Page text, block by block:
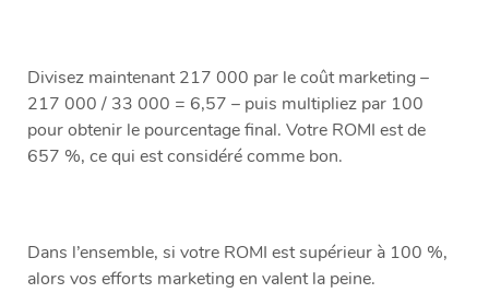
Divisez maintenant 217 000 par le coût marketing –
217 000 / 33 000 = 6,57 – puis multipliez par 100
pour obtenir le pourcentage final. Votre ROMI est de
657 %, ce qui est considéré comme bon.
Dans l’ensemble, si votre ROMI est supérieur à 100 %,
alors vos efforts marketing en valent la peine.